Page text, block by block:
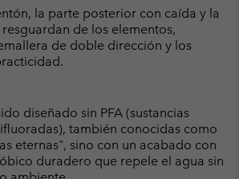
la parte posterior con caída y la
de los elementos,
de doble dirección y los
diseñado sin PFA (sustancias
también conocidas como
eternas", sino con un acabado con
duradero que repele el agua sin